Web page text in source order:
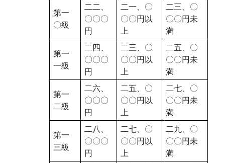
第一
〇級
二二、
〇〇〇
円
二一、〇
〇〇円以
上
二三、〇
〇〇円未
満
第一
一級
二四、
〇〇〇
円
二三、〇
〇〇円以
上
二五、〇
〇〇円未
満
第一
二級
二六、
〇〇〇
円
二五、〇
〇〇円以
上
二七、〇
〇〇円未
満
第一
三級
二八、
〇〇〇
円
二七、〇
〇〇円以
上
二九、〇
〇〇円未
満